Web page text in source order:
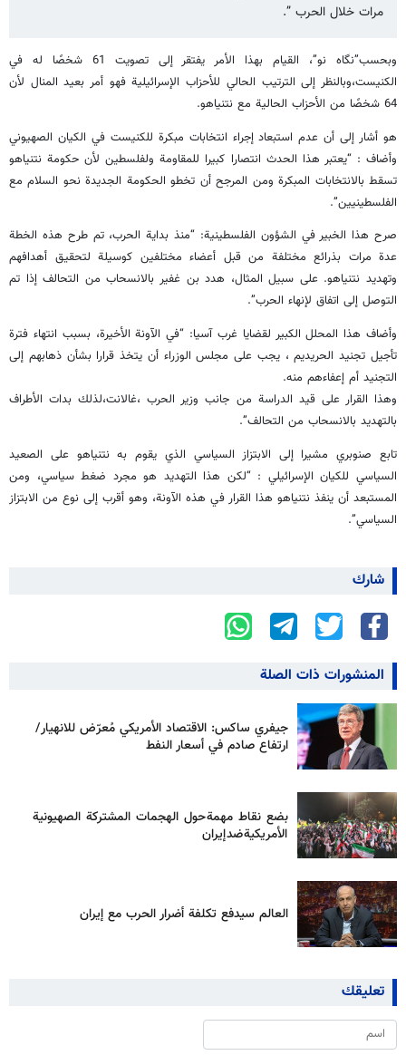
مرات خلال الحرب ”.
وبحسب”نگاه نو”، القیام بهذا الأمر يفتقر إلى تصويت 61 شخصًا له في
الكنيست،وبالنظر إلى الترتيب الحالي للأحزاب الإسرائيلية فهو أمر بعيد المنال لأن
64 شخصًا من الأحزاب الحالية مع نتنياهو.
هو أشار إلى أن عدم استبعاد إجراء انتخابات مبكرة للكنيست في الكيان الصهيوني
وأضاف : “يعتبر هذا الحدث انتصارا كبيرا للمقاومة ولفلسطين لأن حكومة نتنياهو
تسقط بالانتخابات المبكرة ومن المرجح أن تخطو الحكومة الجديدة نحو السلام مع
الفلسطينيين”.
صرح هذا الخبير في الشؤون الفلسطينية: “منذ بداية الحرب، تم طرح هذه الخطة
عدة مرات بذرائع مختلفة من قبل أعضاء مختلفين كوسيلة لتحقيق أهدافهم
وتهديد نتنياهو. على سبيل المثال، هدد بن غفير بالانسحاب من التحالف إذا تم
التوصل إلى اتفاق لإنهاء الحرب”.
وأضاف هذا المحلل الكبير لقضايا غرب آسيا: “في الآونة الأخيرة، بسبب انتهاء فترة
تأجيل تجنيد الحريديم ، يجب على مجلس الوزراء أن يتخذ قرارا بشأن ذهابهم إلى
التجنيد أم إعفاءهم منه.
وهذا القرار على قيد الدراسة من جانب وزير الحرب ،غالانت،لذلك بدات الأطراف
بالتهديد بالانسحاب من التحالف”.
تابع صنوبري مشيرا إلى الابتزاز السياسي الذي يقوم به نتنياهو على الصعيد
السياسي للكيان الإسرائيلي : “لكن هذا التهديد هو مجرد ضغط سياسي، ومن
المستبعد أن ينفذ نتنياهو هذا القرار في هذه الآونة، وهو أقرب إلى نوع من الابتزاز
السياسي”.
شارك
المنشورات ذات الصلة
جيفري ساكس: الاقتصاد الأمريكي مُعرّض للانهيار/
ارتفاع صادم في أسعار النفط
بضع نقاط مهمة حول الهجمات المشتركة الصهيونية
الأمريكية ضد إيران
العالم سيدفع تكلفة أضرار الحرب مع إيران
تعليقك